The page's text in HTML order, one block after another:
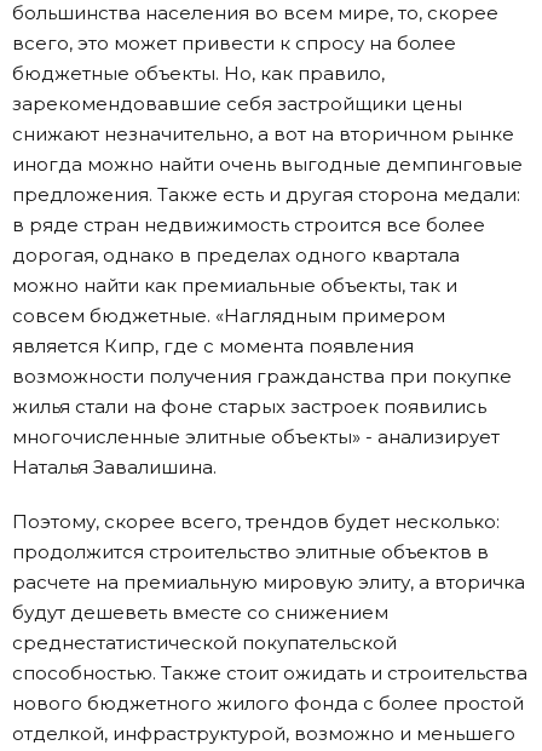
большинства населения во всем мире, то, скорее
всего, это может привести к спросу на более
бюджетные объекты. Но, как правило,
зарекомендовавшие себя застройщики цены
снижают незначительно, а вот на вторичном рынке
иногда можно найти очень выгодные демпинговые
предложения. Также есть и другая сторона медали:
в ряде стран недвижимость строится все более
дорогая, однако в пределах одного квартала
можно найти как премиальные объекты, так и
совсем бюджетные. «Наглядным примером
является Кипр, где с момента появления
возможности получения гражданства при покупке
жилья стали на фоне старых застроек появились
многочисленные элитные объекты» - анализирует
Наталья Завалишина.
Поэтому, скорее всего, трендов будет несколько:
продолжится строительство элитные объектов в
расчете на премиальную мировую элиту, а вторичка
будут дешеветь вместе со снижением
среднестатистической покупательской
способностью. Также стоит ожидать и строительства
нового бюджетного жилого фонда с более простой
отделкой, инфраструктурой, возможно и меньшего